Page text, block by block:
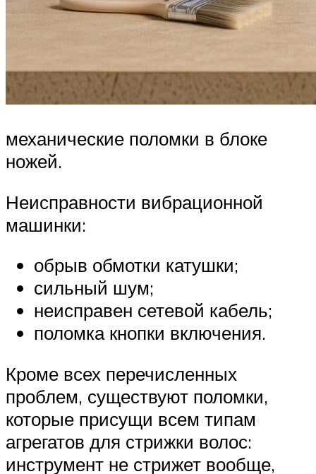
механические поломки в блоке
ножей.
Неисправности вибрационной
машинки:
обрыв обмотки катушки;
сильный шум;
неисправен сетевой кабель;
поломка кнопки включения.
Кроме всех перечисленных
проблем, существуют поломки,
которые присущи всем типам
агрегатов для стрижки волос:
инструмент не стрижет вообще,